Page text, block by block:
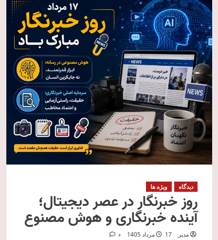
دیدگاه ویژه ها
روز خبرنگار در عصر دیجیتال؛
آینده خبرنگاری و هوش مصنوع
مدیر 17 مرداد 1405 0